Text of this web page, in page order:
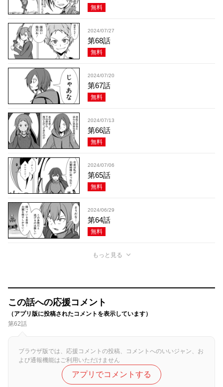
無料
2024/07/27
第68話
無料
2024/07/20
第67話
無料
2024/07/13
第66話
無料
2024/07/06
第65話
無料
2024/06/29
第64話
無料
もっと見る
この話への応援コメント
（アプリ版に投稿されたコメントを表示しています）
第62話
ブラウザ版では、応援コメントの投稿、コメントへのいいジャン、お
よび通報機能はご利用いただけません
アプリでコメントする